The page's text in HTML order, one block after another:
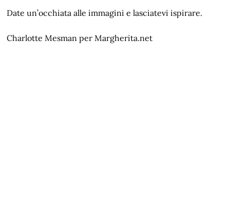
Date un’occhiata alle immagini e lasciatevi ispirare.
Charlotte Mesman per Margherita.net